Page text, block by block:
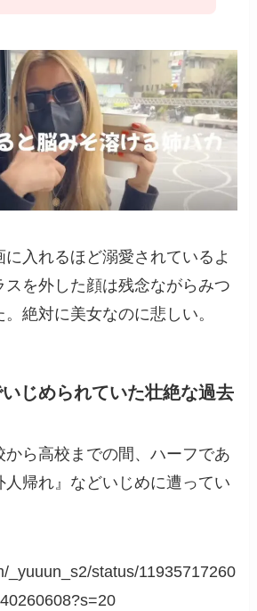
に入れるほど溺愛されているよ
スを外した顔は残念ながらみつ
絶対に美女なのに悲しい。
じめられていた壮絶な過去
から高校までの間、ハーフであ
人帰れ』などいじめに遭ってい
_yuuun_s2/status/11935717260
40260608?s=20